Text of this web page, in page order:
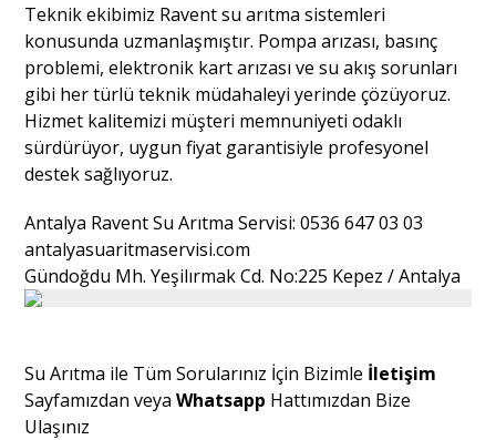
Teknik ekibimiz Ravent su arıtma sistemleri
konusunda uzmanlaşmıştır. Pompa arızası, basınç
problemi, elektronik kart arızası ve su akış sorunları
gibi her türlü teknik müdahaleyi yerinde çözüyoruz.
Hizmet kalitemizi müşteri memnuniyeti odaklı
sürdürüyor, uygun fiyat garantisiyle profesyonel
destek sağlıyoruz.
Antalya Ravent Su Arıtma Servisi: 0536 647 03 03
antalyasuaritmaservisi.com
Gündoğdu Mh. Yeşilırmak Cd. No:225 Kepez / Antalya
Su Arıtma ile Tüm Sorularınız İçin Bizimle İletişim
Sayfamızdan veyaWhatsapp Hattımızdan Bize
Ulaşınız